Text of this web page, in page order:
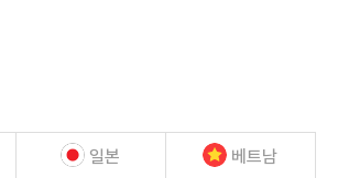
일본 베트남